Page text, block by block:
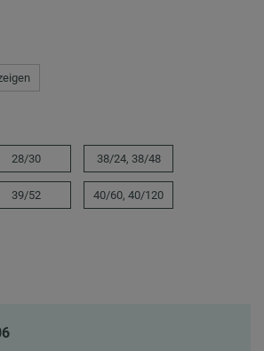
28/30 38/24, 38/48
39/52 40/60, 40/120